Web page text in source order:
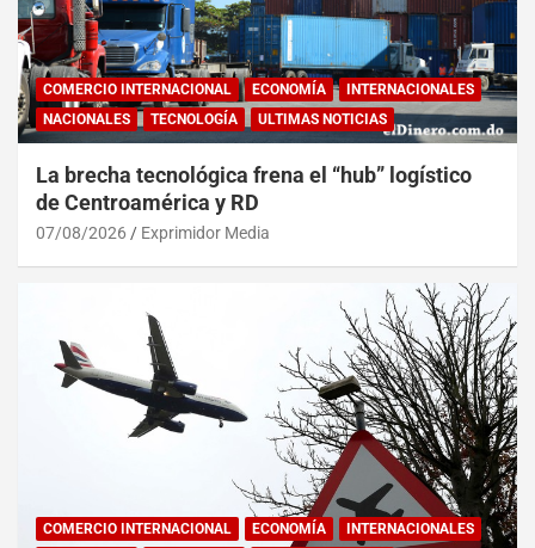
COMERCIO INTERNACIONAL ECONOMÍA
INTERNACIONALES
NACIONALES
TECNOLOGÍA ULTIMAS NOTICIAS
La brecha tecnológica frena el “hub” logístico
de Centroamérica y RD
07/08/2026 Exprimidor Media
COMERCIO INTERNACIONAL ECONOMÍA
INTERNACIONALES